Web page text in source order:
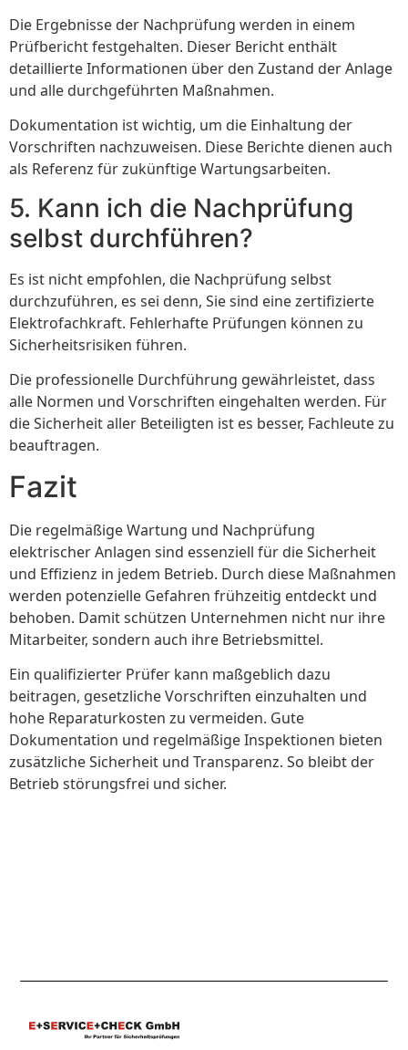
Die Ergebnisse der Nachprüfung werden in einem
Prüfbericht festgehalten. Dieser Bericht enthält
detaillierte Informationen über den Zustand der Anlage
und alle durchgeführten Maßnahmen.
Dokumentation ist wichtig, um die Einhaltung der
Vorschriften nachzuweisen. Diese Berichte dienen auch
als Referenz für zukünftige Wartungsarbeiten.
5. Kann ich die Nachprüfung
selbst durchführen?
Es ist nicht empfohlen, die Nachprüfung selbst
durchzuführen, es sei denn, Sie sind eine zertifizierte
Elektrofachkraft. Fehlerhafte Prüfungen können zu
Sicherheitsrisiken führen.
Die professionelle Durchführung gewährleistet, dass
alle Normen und Vorschriften eingehalten werden. Für
die Sicherheit aller Beteiligten ist es besser, Fachleute zu
beauftragen.
Fazit
Die regelmäßige Wartung und Nachprüfung
elektrischer Anlagen sind essenziell für die Sicherheit
und Effizienz in jedem Betrieb. Durch diese Maßnahmen
werden potenzielle Gefahren frühzeitig entdeckt und
behoben. Damit schützen Unternehmen nicht nur ihre
Mitarbeiter, sondern auch ihre Betriebsmittel.
Ein qualifizierter Prüfer kann maßgeblich dazu
beitragen, gesetzliche Vorschriften einzuhalten und
hohe Reparaturkosten zu vermeiden. Gute
Dokumentation und regelmäßige Inspektionen bieten
zusätzliche Sicherheit und Transparenz. So bleibt der
Betrieb störungsfrei und sicher.